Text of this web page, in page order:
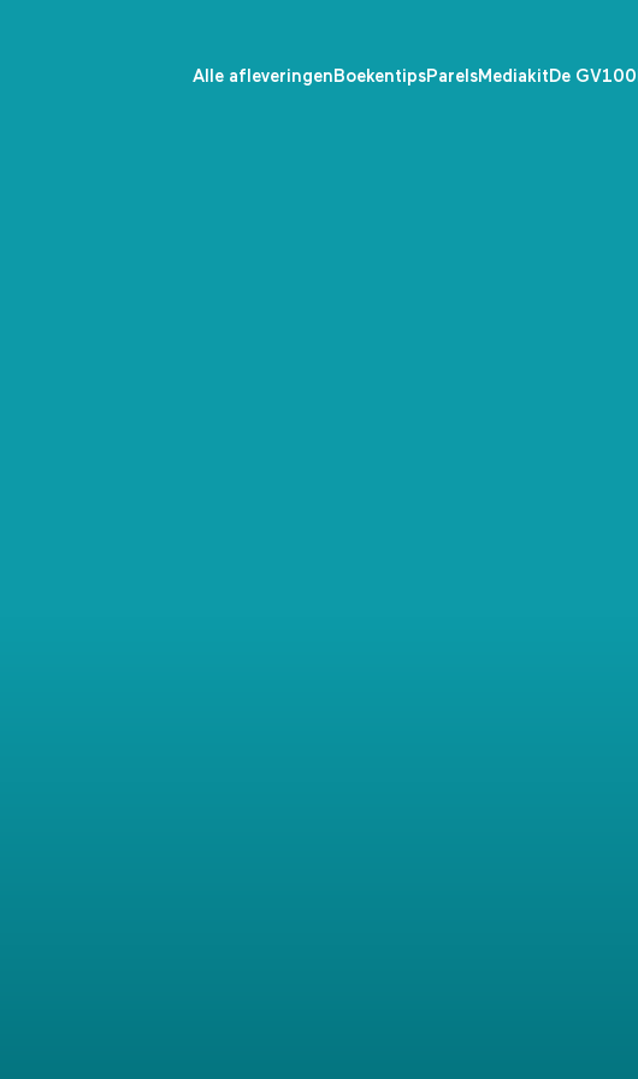
Alle afleveringen BoekentipsParelsMediakit De GV100